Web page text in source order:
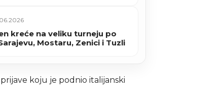
kreće na veliku turneju po
Mostaru, Zenici i Tuzli
koju je podnio italijanski